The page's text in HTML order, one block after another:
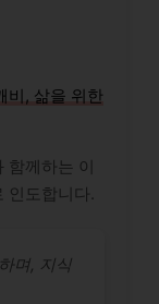
비, 삶을 위한
께하는 이
인도합니다.
며, 지식